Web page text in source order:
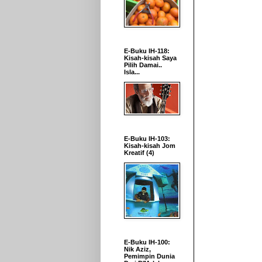
E-Buku IH-118:
Kisah-kisah Saya
Pilih Damai..
Isla...
E-Buku IH-103:
Kisah-kisah Jom
Kreatif (4)
E-Buku IH-100:
Nik Aziz,
Pemimpin Dunia